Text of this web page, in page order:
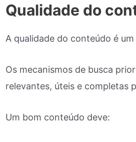
Qualidade do
A qualidade do conteúdo é
Os mecanismos de busca
relevantes, úteis e completas
Um bom conteúdo deve: